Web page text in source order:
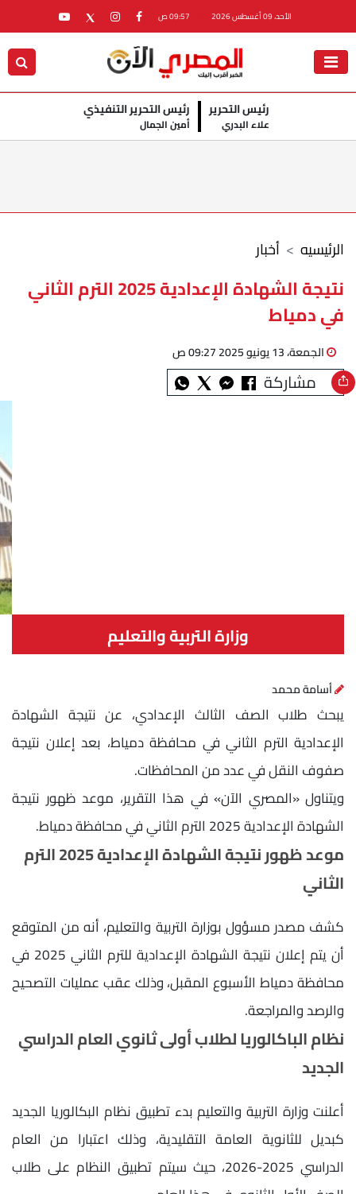
الأحد، 09 أغسطس 2026
رئيس التحرير
علاء البدري
رئيس التحرير التنفيذي
أمين الجمال
أخبار الرئيسيه
نتيجة الشهادة الإعدادية 2025 الترم الثاني
في دمياط
الجمعة، 13 يونيو 2025 09:27 ص
مشاركة
وزارة التربية والتعليم
أسامة محمد
يبحث طلاب الصف الثالث الإعدادي، عن نتيجة الشهادة
الإعدادية الترم الثاني في محافظة دمياط، بعد إعلان نتيجة
صفوف النقل في عدد من المحافظات.
ويتناول «المصري الآن» في هذا التقرير، موعد ظهور نتيجة
الشهادة الإعدادية 2025 الترم الثاني في محافظة دمياط.
موعد ظهور نتيجة الشهادة الإعدادية 2025 الترم
الثاني
كشف مصدر مسؤول بوزارة التربية والتعليم، أنه من المتوقع
أن يتم إعلان نتيجة الشهادة الإعدادية للترم الثاني 2025 في
محافظة دمياط الأسبوع المقبل، وذلك عقب عمليات التصحيح
والرصد والمراجعة.
نظام الباكالوريا لطلاب أولى ثانوي العام الدراسي
الجديد
أعلنت وزارة التربية والتعليم بدء تطبيق نظام البكالوريا الجديد
كبديل للثانوية العامة التقليدية، وذلك اعتبارا من العام
الدراسي 2025-2026، حيث سيتم تطبيق النظام على طلاب